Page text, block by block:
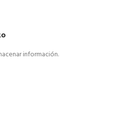
información.